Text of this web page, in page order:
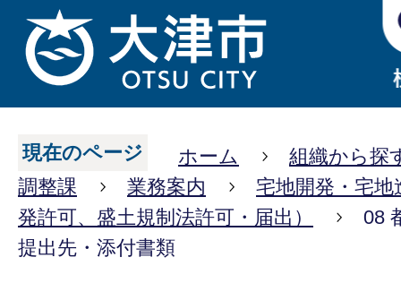
現在のページ ホーム
組織から探
調整課
業務案内
宅地開発・宅地
発許可、盛土規制法許可・届出）
08
提出先・添付書類